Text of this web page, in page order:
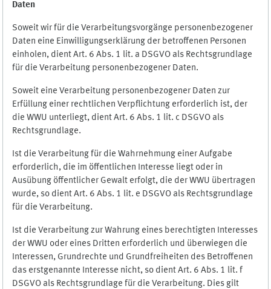
Daten
Soweit wir für die Verarbeitungsvorgänge personenbezogener
Daten eine Einwilligungserklärung der betroffenen Personen
einholen, dient Art. 6 Abs. 1 lit. a DSGVO als Rechtsgrundlage
für die Verarbeitung personenbezogener Daten.
Soweit eine Verarbeitung personenbezogener Daten zur
Erfüllung einer rechtlichen Verpflichtung erforderlich ist, der
die WWU unterliegt, dient Art. 6 Abs. 1 lit. c DSGVO als
Rechtsgrundlage.
Ist die Verarbeitung für die Wahrnehmung einer Aufgabe
erforderlich, die im öffentlichen Interesse liegt oder in
Ausübung öffentlicher Gewalt erfolgt, die der WWU übertragen
wurde, so dient Art. 6 Abs. 1 lit. e DSGVO als Rechtsgrundlage
für die Verarbeitung.
Ist die Verarbeitung zur Wahrung eines berechtigten Interesses
der WWU oder eines Dritten erforderlich und überwiegen die
Interessen, Grundrechte und Grundfreiheiten des Betroffenen
das erstgenannte Interesse nicht, so dient Art. 6 Abs. 1 lit. f
DSGVO als Rechtsgrundlage für die Verarbeitung. Dies gilt